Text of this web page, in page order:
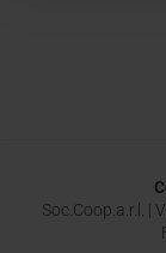
Soc.Coop.a.r.l. |